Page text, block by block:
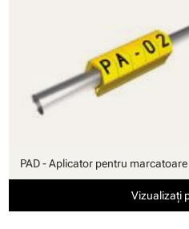
PAD - Aplicator pentru marcatoare
Vizualizați